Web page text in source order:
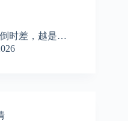
倒时差，越是…